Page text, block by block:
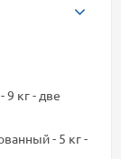
кг - две
- 5 кг -